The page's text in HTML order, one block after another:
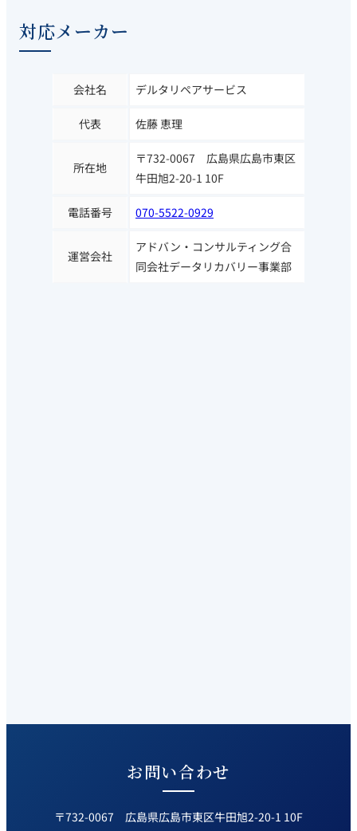
対応メーカー
会社名 デルタリペアサービス
代表 佐藤 恵理
所在地
〒732-0067 広島県広島市東区
牛田旭2-20-1 10F
電話番号 070-5522-0929
運営会社
アドバン・コンサルティング合
同会社データリカバリー事業部
お問い合わせ
〒732-0067 広島県広島市東区牛田旭2-20-1 10F